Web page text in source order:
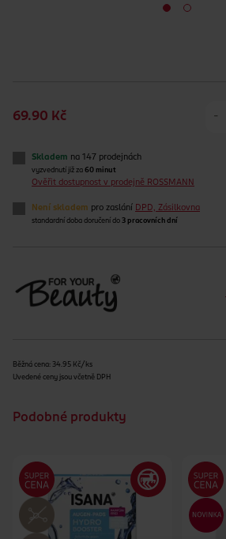
69.90 Kč -
Skladem na 147 prodejnách
vyzvednutí již za 60 minut
Ověřit dostupnost v prodejně ROSSMANN
Není skladem pro zaslání DPD, Zásilkovna
standardní doba doručení do 3 pracovních dní
Běžná cena: 34.95 Kč/ks
Uvedené ceny jsou včetně DPH
Podobné produkty